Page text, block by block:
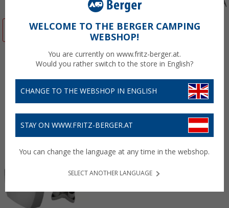
WELCOME TO THE BERGER CAMPING
WEBSHOP!
You are currently on www.fritz-berger.at.
Would you rather switch to the store in English?
CHANGE TO THE WEBSHOP IN ENGLISH
STAY ON WWW.FRITZ-BERGER.AT
You can change the language at any time in the webshop.
SELECT ANOTHER LANGUAGE